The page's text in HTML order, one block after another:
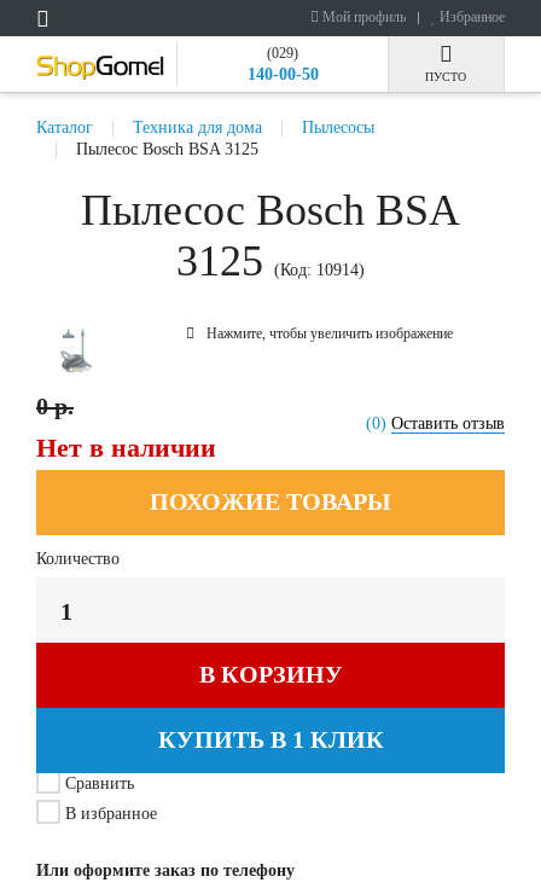
Мой профиль Избранное
(029)
140-00-50 ПУСТО
Каталог Техника для дома
Пылесосы
Пылесос Bosch BSA 3125
Пылесос Bosch BSA
3125
(Код: 10914)
Нажмите, чтобы увеличить изображение
(0) Оставить отзыв
0 р.
Нет в наличии
ПОХОЖИЕ ТОВАРЫ
Количество
В КОРЗИНУ
КУПИТЬ В 1 КЛИК
Сравнить
В избранное
Или оформите заказ по телефону